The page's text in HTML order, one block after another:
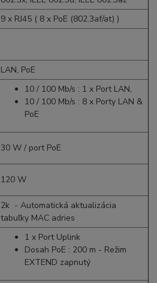
9 x RJ45 ( 8 x PoE (802.3af/at) )
LAN, PoE
10 / 100 Mb/s : 1 x Port LAN,
10 / 100 Mb/s : 8 x Porty LAN &
PoE
30 W / port PoE
120 W
2k - Automatická aktualizácia
tabuľky MAC adries
1 x Port Uplink
Dosah PoE : 200 m - Režim
EXTEND zapnutý